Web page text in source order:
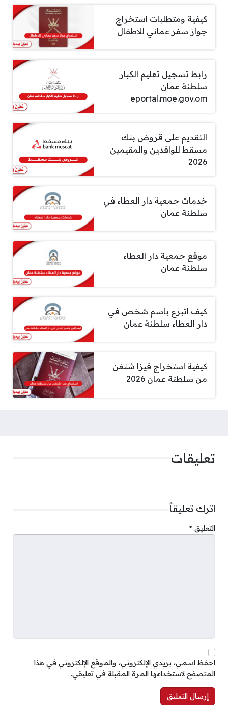
كيفية ومتطلبات استخراج
جواز سفر عماني للاطفال
رابط تسجيل تعليم الكبار
سلطنة عمان
eportal.moe.gov.om
التقديم على قروض بنك
مسقط للوافدين والمقيمين
2026
خدمات جمعية دار العطاء في
سلطنة عمان
موقع جمعية دار العطاء
سلطنة عمان
كيف اتبرع باسم شخص في
دار العطاء سلطنة عمان
كيفية استخراج فيزا شنغن
من سلطنة عمان 2026
تعليقات
اترك تعليقاً
التعليق *
احفظ اسمي، بريدي الإلكتروني، والموقع الإلكتروني في هذا
المتصفح لاستخدامها المرة المقبلة في تعليقي.